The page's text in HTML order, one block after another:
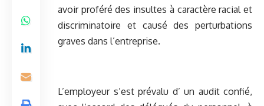
avoir proféré des insultes à caractère racial et
discriminatoire et causé des perturbations
graves dans l’entreprise.
L’employeur s’est prévalu d’ un audit confié,